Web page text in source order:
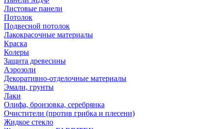
Листовые панели
Потолок
Подвесной потолок
Лакокрасочные материалы
Краска
Колеры
Защита древесины
Аэрозоли
Декоративно-отделочные материалы
Эмали, грунты
Лаки
Олифа, бронзовка, серебрянка
Очистители (против грибка и плесени)
Жидкое стекло